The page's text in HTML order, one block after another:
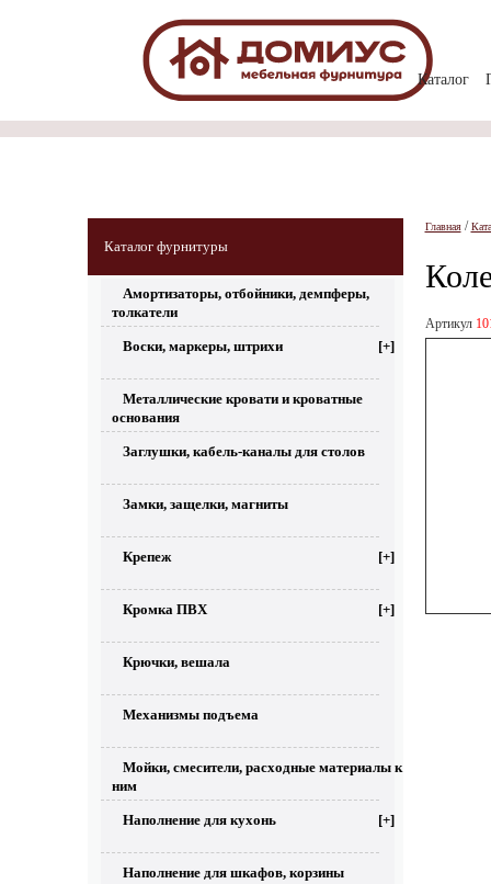
Каталог
Каталог фурнитуры
Амортизаторы, отбойники, демпферы,
толкатели
Воски, маркеры, штрихи [+]
Металлические кровати и кроватные
основания
Заглушки, кабель-каналы для столов
Замки, защелки, магниты
Крепеж [+]
Кромка ПВХ [+]
Крючки, вешала
Механизмы подъема
Мойки, смесители, расходные материалы к
ним
Наполнение для кухонь [+]
Наполнение для шкафов, корзины
Главная/
Артикул